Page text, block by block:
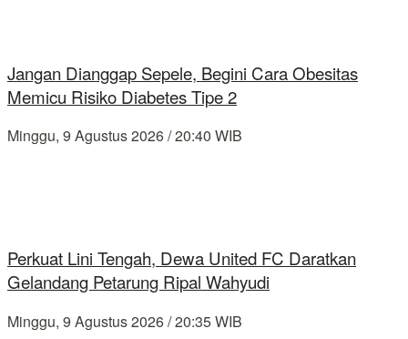
Jangan Dianggap Sepele, Begini Cara Obesitas
Memicu Risiko Diabetes Tipe 2
Minggu, 9 Agustus 2026 / 20:40 WIB
Perkuat Lini Tengah, Dewa United FC Daratkan
Gelandang Petarung Ripal Wahyudi
Minggu, 9 Agustus 2026 / 20:35 WIB